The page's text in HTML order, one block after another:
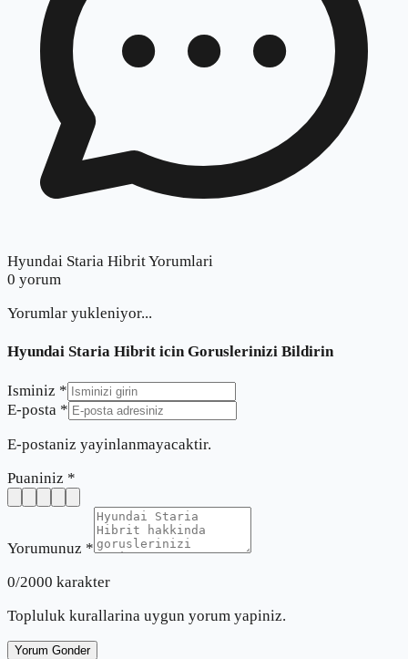
Hyundai Staria Hibrit Yorumlari
0 yorum
Yorumlar yukleniyor...
Hyundai Staria Hibrit icin Goruslerinizi Bildirin
Isminiz *
E-posta *
E-postaniz yayinlanmayacaktir.
Puaniniz *
Yorumunuz *
0/2000 karakter
Topluluk kurallarina uygun yorum yapiniz.
Yorum Gonder